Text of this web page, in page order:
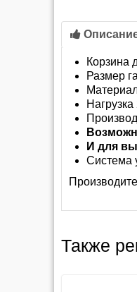
Корзина
Размер
И для
Система
Также